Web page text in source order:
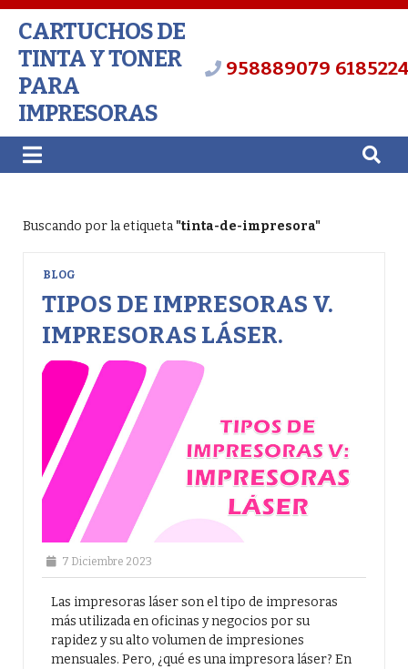
CARTUCHOS DE
TINTA Y TONER
PARA
IMPRESORAS
958889079
Buscando por la etiqueta "tinta-de-impresora"
TIPOS DE IMPRESORAS V.
IMPRESORAS LÁSER.
BLOG
7 Diciembre 2023
Las impresoras láser son el tipo de impresoras
más utilizada en oficinas y negocios por su
rapidez y su alto volumen de impresiones
mensuales. Pero, ¿qué es una impresora láser? En